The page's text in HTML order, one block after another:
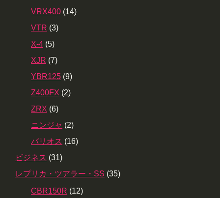
VRX400 (14)
VTR (3)
X-4 (5)
XJR (7)
YBR125 (9)
Z400FX (2)
ZRX (6)
ニンジャ (2)
バリオス (16)
ビジネス (31)
レプリカ・ツアラー・SS (35)
CBR150R (12)